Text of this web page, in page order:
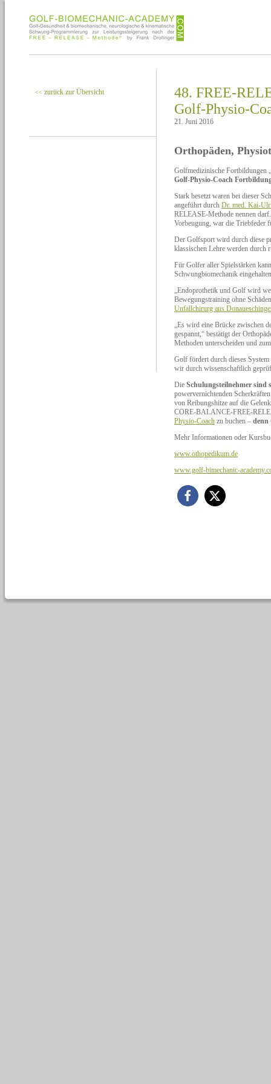
<< zurück zur Übersicht
48. FREE-
Golf-Physio-
21. Juni 2016
Orthopäden,
Golfmedizinische Fortbildungen
Golf-Physio-Coach
Stark besetzt waren bei dieser
angeführt durch Dr. med. Kai-
RELEASE-Methode nennen
Vorbeugung, war die Triebfeder
Der Golfsport wird durch diese
klassischen Lehre werden durch
Für Golfer aller Spielstärken
Schwungbiomechanik
„Endoprothetik und Golf wird
Bewegungstraining ohne
Unfallchirurg aus
„Es wird eine Brücke zwischen
gespannt,“ bestätigt der
Methoden unterscheiden und
Golf fördert durch dieses
wir durch wissenschaftlich
Die Schulungsteilnehmer sind
powervernichtenden
von Reibungshitze auf die
CORE-BALANCE-FREE-
Physio-Coach zu buchen – denn
Mehr Informationen oder
www.othopedikum.de
www.golf-bimechanic-